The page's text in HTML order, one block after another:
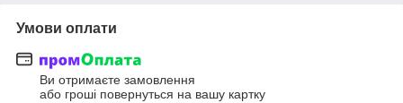
Умови оплати
Ви отримаєте замовлення
або гроші повернуться на вашу картку